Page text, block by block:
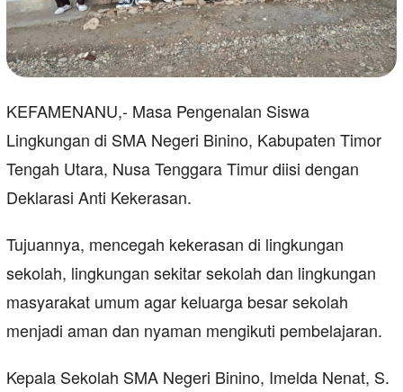
KEFAMENANU,- Masa Pengenalan Siswa
Lingkungan di SMA Negeri Binino, Kabupaten Timor
Tengah Utara, Nusa Tenggara Timur diisi dengan
Deklarasi Anti Kekerasan.
Tujuannya, mencegah kekerasan di lingkungan
sekolah, lingkungan sekitar sekolah dan lingkungan
masyarakat umum agar keluarga besar sekolah
menjadi aman dan nyaman mengikuti pembelajaran.
Kepala Sekolah SMA Negeri Binino, Imelda Nenat, S.